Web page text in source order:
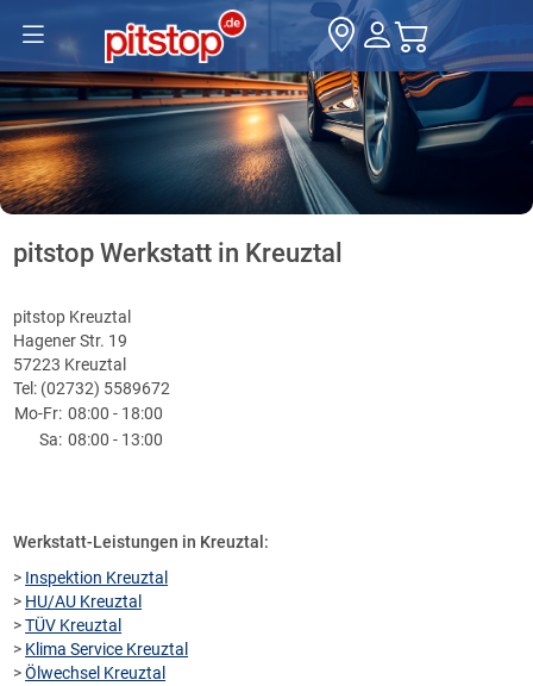
pitstop Werkstatt in Kreuztal
pitstop Kreuztal
Hagener Str. 19
57223 Kreuztal
Tel: (02732) 5589672
Mo-Fr: 08:00 - 18:00
Sa: 08:00 - 13:00
Werkstatt-Leistungen in Kreuztal:
> Inspektion Kreuztal
> HU/AU Kreuztal
>TÜV Kreuztal
> Klima Service Kreuztal
>Ölwechsel Kreuztal